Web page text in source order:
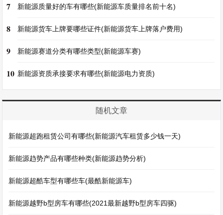
7 新能源质量好的车有哪些(新能源车质量排名前十名)
8 新能源货车上牌要哪些证件(新能源货车上牌落户费用)
9 新能源赛道分类有哪些类型(新能源车赛)
10 新能源资质承接要求有哪些(新能源电力资质)
随机文章
新能源超跑租赁公司有哪些(新能源汽车租赁多少钱一天)
新能源趋势产品有哪些种类(新能源趋势分析)
新能源超酷车型有哪些车(最酷新能源车)
新能源越野b型房车有哪些(2021最新越野b型房车四驱)